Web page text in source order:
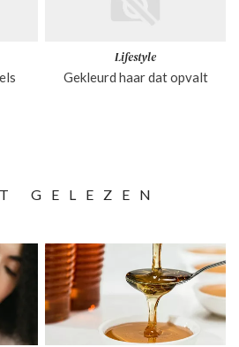
Lifestyle
Gekleurd haar dat opvalt
GELEZEN